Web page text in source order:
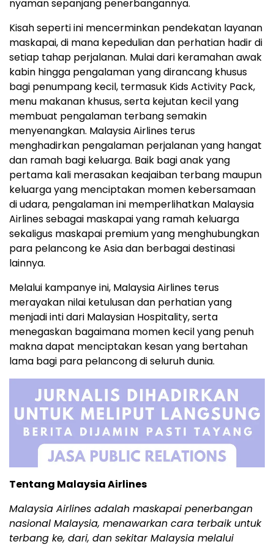
nyaman sepanjang penerbangannya.
Kisah seperti ini mencerminkan pendekatan layanan
maskapai, di mana kepedulian dan perhatian hadir di
setiap tahap perjalanan. Mulai dari keramahan awak
kabin hingga pengalaman yang dirancang khusus
bagi penumpang kecil, termasuk Kids Activity Pack,
menu makanan khusus, serta kejutan kecil yang
membuat pengalaman terbang semakin
menyenangkan. Malaysia Airlines terus
menghadirkan pengalaman perjalanan yang hangat
dan ramah bagi keluarga. Baik bagi anak yang
pertama kali merasakan keajaiban terbang maupun
keluarga yang menciptakan momen kebersamaan
di udara, pengalaman ini memperlihatkan Malaysia
Airlines sebagai maskapai yang ramah keluarga
sekaligus maskapai premium yang menghubungkan
para pelancong ke Asia dan berbagai destinasi
lainnya.
Melalui kampanye ini, Malaysia Airlines terus
merayakan nilai ketulusan dan perhatian yang
menjadi inti dari Malaysian Hospitality, serta
menegaskan bagaimana momen kecil yang penuh
makna dapat menciptakan kesan yang bertahan
lama bagi para pelancong di seluruh dunia.
Tentang Malaysia Airlines
Malaysia Airlines adalah maskapai penerbangan
nasional Malaysia, menawarkan cara terbaik untuk
terbang ke, dari, dan sekitar Malaysia melalui